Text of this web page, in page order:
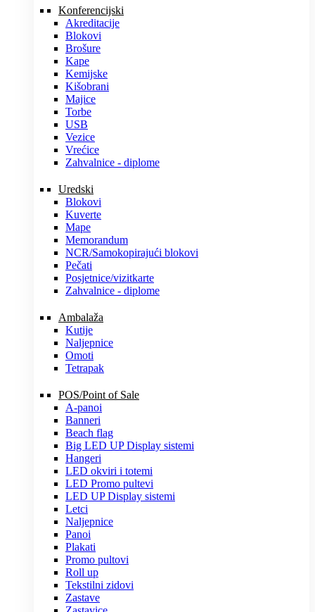
Konferencijski
Akreditacije
Blokovi
Brošure
Kape
Kemijske
Kišobrani
Majice
Torbe
USB
Vezice
Vrećice
Zahvalnice - diplome
Uredski
Blokovi
Kuverte
Mape
Memorandum
NCR/Samokopirajući blokovi
Pečati
Posjetnice/vizitkarte
Zahvalnice - diplome
Ambalaža
Kutije
Naljepnice
Omoti
Tetrapak
POS/Point of Sale
A-panoi
Banneri
Beach flag
Big LED UP Display sistemi
Hangeri
LED okviri i totemi
LED Promo pultevi
LED UP Display sistemi
Letci
Naljepnice
Panoi
Plakati
Promo pultovi
Roll up
Tekstilni zidovi
Zastave